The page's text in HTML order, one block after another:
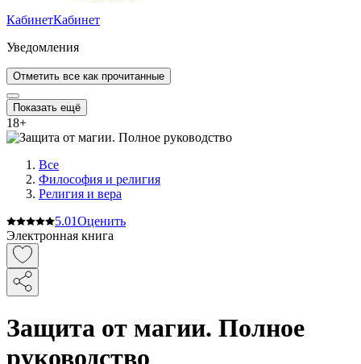
КабинетКабинет
Уведомления
Отметить все как прочитанные
Показать ещё
18+
Все
Философия и религия
Религия и вера
5.01Оценить
Электронная книга
Защита от магии. Полное
руководство